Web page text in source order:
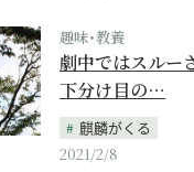
趣味･教養
劇中ではスルー
下分け目の…
麒麟がくる
2021/2/8